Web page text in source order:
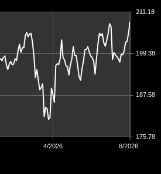
4/2026 8/2026
175.78
187.58
199.38
211.18